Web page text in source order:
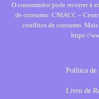
O consumidor pode recorrer à
de consumo: CNIACC –
conflitos de consumo.
https://
Política de
Livro de